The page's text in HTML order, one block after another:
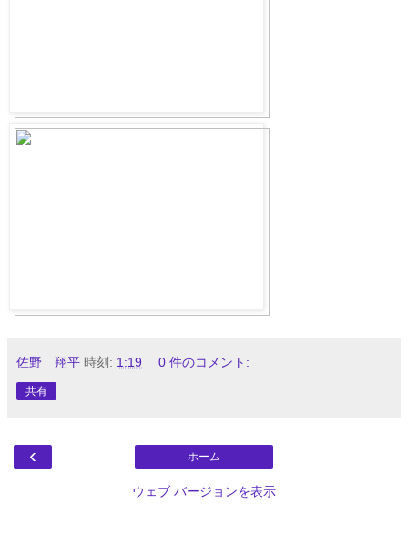
佐野 翔平 時刻: 1:19 0 件のコメント:
共有
‹ ホーム
ウェブ バージョンを表示